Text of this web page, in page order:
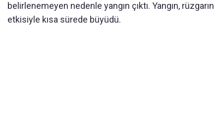
belirlenemeyen nedenle yangın çıktı. Yangın, rüzgarın
etkisiyle kısa sürede büyüdü.